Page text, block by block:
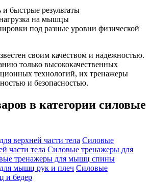
быстрые результаты
на мышцы
под разные уровни физической
своим качеством и надежностью.
только высококачественных
технологий, их тренажеры
и безопасностью.
в категории силовые
верхней части тела Силовые
части тела Силовые тренажеры для
тренажеры для мышц спины
мышц рук и плеч Силовые
и бедер